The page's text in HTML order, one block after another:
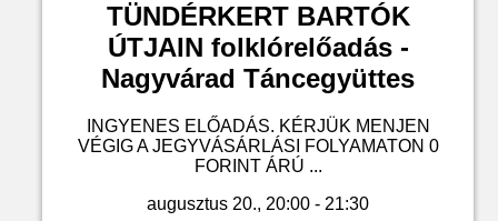
TÜNDÉRKERT BARTÓK
ÚTJAIN folklórelőadás -
Nagyvárad Táncegyüttes
INGYENES ELŐADÁS. KÉRJÜK MENJEN
VÉGIG A JEGYVÁSÁRLÁSI FOLYAMATON 0
FORINT ÁRÚ ...
augusztus 20., 20:00 - 21:30